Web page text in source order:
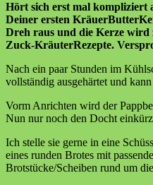
Hört sich erst mal kompliziert
Deiner ersten
Dreh raus und die Kerze wird
Zuck-KräuterRezepte.
Nach ein paar Stunden im
vollständig ausgehärtet und
Vorm Anrichten wird der
Nun nur noch den Docht
Ich stelle sie gerne in eine
eines runden Brotes mit
Brotstücke/Scheiben rund um